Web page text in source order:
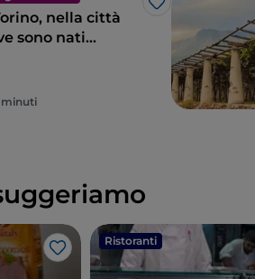
Like
nella città
sono nati
minuti
Like
Ristoranti